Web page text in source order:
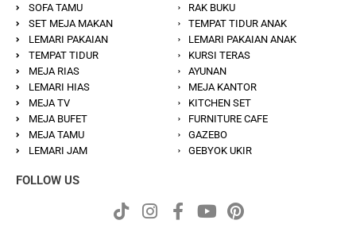
SOFA TAMU
SET MEJA MAKAN
LEMARI PAKAIAN
TEMPAT TIDUR
MEJA RIAS
LEMARI HIAS
MEJA TV
MEJA BUFET
MEJA TAMU
LEMARI JAM
RAK BUKU
TEMPAT TIDUR ANAK
LEMARI PAKAIAN ANAK
KURSI TERAS
AYUNAN
MEJA KANTOR
KITCHEN SET
FURNITURE CAFE
GAZEBO
GEBYOK UKIR
FOLLOW US